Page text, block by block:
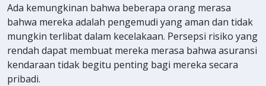
Ada kemungkinan bahwa beberapa orang merasa
bahwa mereka adalah pengemudi yang aman dan tidak
mungkin terlibat dalam kecelakaan. Persepsi risiko yang
rendah dapat membuat mereka merasa bahwa asuransi
kendaraan tidak begitu penting bagi mereka secara
pribadi.